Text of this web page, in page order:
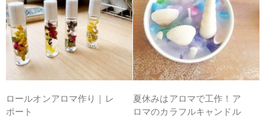
ロールオンアロマ作り｜レ
ポート
夏休みはアロマで工作！ア
ロマのカラフルキャンドル